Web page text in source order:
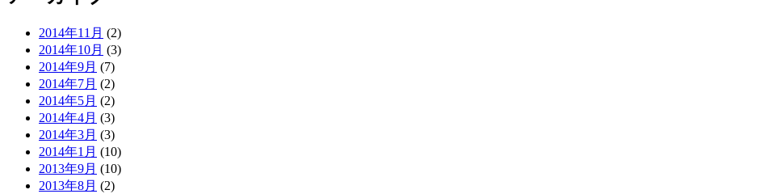
2014年11月 (2)
2014年10月 (3)
2014年9月 (7)
2014年7月 (2)
2014年5月 (2)
2014年4月 (3)
2014年3月 (3)
2014年1月 (10)
2013年9月 (10)
2013年8月 (2)